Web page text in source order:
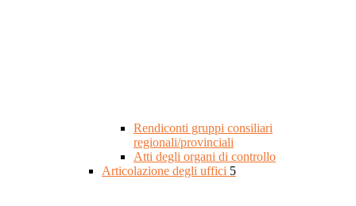
Rendiconti gruppi consiliari
regionali/provinciali
Atti degli organi di controllo
Articolazione degli uffici 5